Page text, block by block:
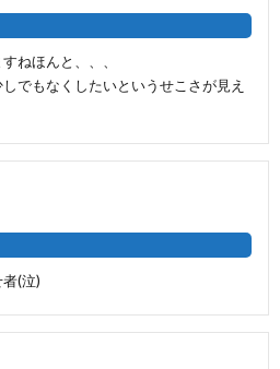
ねほんと、、、
でもなくしたいというせこさが見え
(泣)